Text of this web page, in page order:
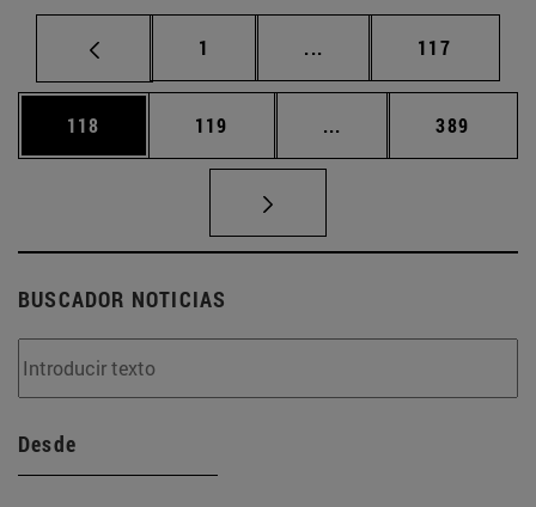
Página
1 ... Páginas intermedias
Página
117
Página
118 Página
119 ... Páginas intermedias
Página
389
BUSCADOR NOTICIAS
Desde